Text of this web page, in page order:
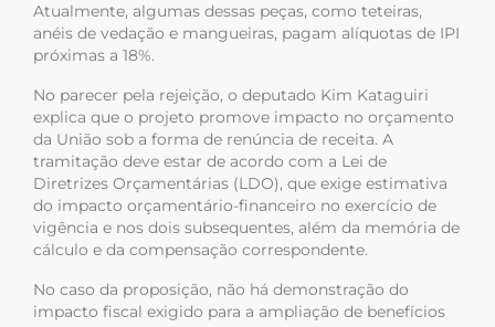
Atualmente, algumas dessas peças, como teteiras,
anéis de vedação e mangueiras, pagam alíquotas de IPI
próximas a 18%.
No parecer pela rejeição, o deputado Kim Kataguiri
explica que o projeto promove impacto no orçamento
da União sob a forma de renúncia de receita. A
tramitação deve estar de acordo com a Lei de
Diretrizes Orçamentárias (LDO), que exige estimativa
do impacto orçamentário-financeiro no exercício de
vigência e nos dois subsequentes, além da memória de
cálculo e da compensação correspondente.
No caso da proposição, não há demonstração do
impacto fiscal exigido para a ampliação de benefícios